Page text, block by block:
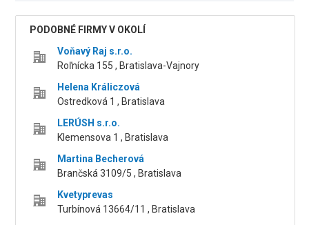
PODOBNÉ FIRMY V OKOLÍ
Voňavý Raj s.r.o.
Roľnícka 155 , Bratislava-Vajnory
Helena Králiczová
Ostredková 1 , Bratislava
LERÚSH s.r.o.
Klemensova 1 , Bratislava
Martina Becherová
Brančská 3109/5 , Bratislava
Kvetyprevas
Turbínová 13664/11 , Bratislava